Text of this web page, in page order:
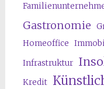
Gastronomie
Homeoffice
Infrastruktur
Kredit